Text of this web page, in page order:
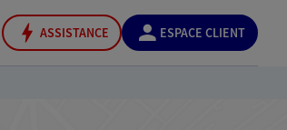
ASSISTANCE ESPACE CLIENT